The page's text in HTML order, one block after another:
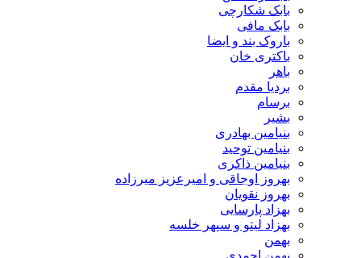
بابک شکارچی
بابک مافی
باروک بند و ایضا
باکتری خان
باهر
بردیا مقدم
برسام
بشیر
بنیامین بهادری
بنیامین توحید
بنیامین ذاکری
بهروز اوجاقی و امیرعزیز میرزاده
بهروز نقویان
بهزاد پارسایی
بهزاد لیتو و سپهر خلسه
بهمن